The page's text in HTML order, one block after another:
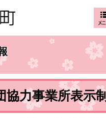
協力事業所表示